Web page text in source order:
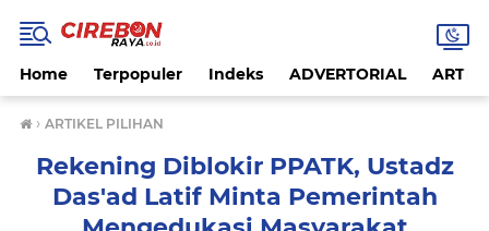
Home Terpopuler Indeks ADVERTORIAL
› ARTIKEL PILIHAN
Rekening Diblokir PPATK, Ustadz
Das'ad Latif Minta Pemerintah